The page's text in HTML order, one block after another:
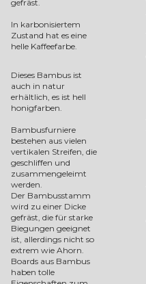
gefräst.
In karbonisiertem
Zustand hat es eine
helle Kaffeefarbe.
Dieses Bambus ist
auch in natur
erhältlich, es ist hell
honigfarben.
Bambusfurniere
bestehen aus vielen
vertikalen Streifen, die
geschliffen und
zusammengeleimt
werden.
Der Bambusstamm
wird zu einer Dicke
gefräst, die für starke
Biegungen geeignet
ist, allerdings nicht so
extrem wie Ahorn.
Boards aus Bambus
haben tolle